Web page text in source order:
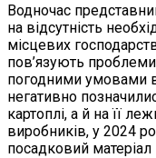
Водночас
на відсутність
місцевих
пов’язують
погодними умовами
негативно
картоплі, а й на її
виробників, у 2024
посадковий матеріал